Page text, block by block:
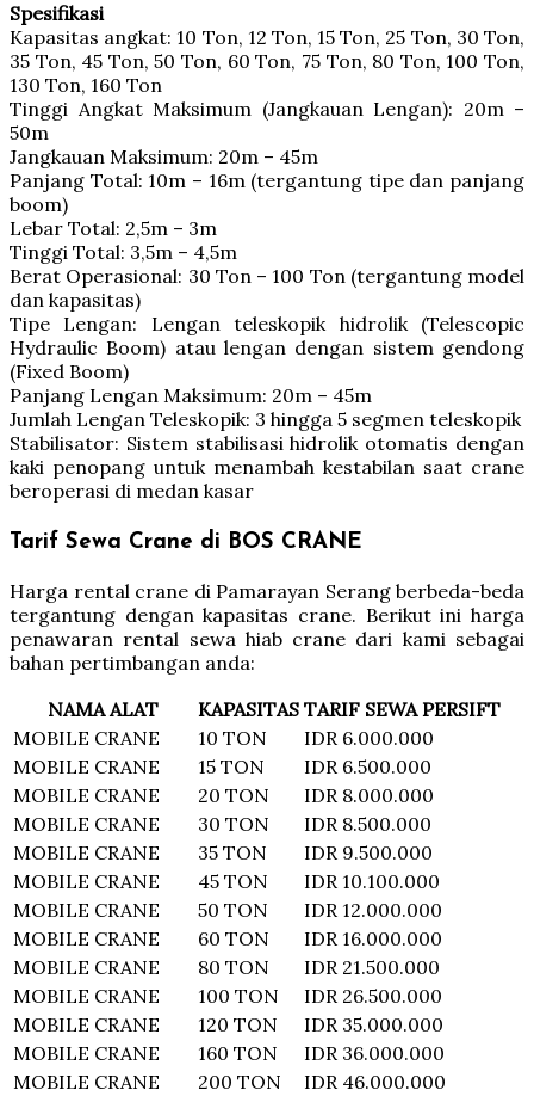
Spesifikasi
Kapasitas angkat: 10 Ton, 12 Ton, 15 Ton, 25 Ton, 30 Ton,
35 Ton, 45 Ton, 50 Ton, 60 Ton, 75 Ton, 80 Ton, 100 Ton,
130 Ton, 160 Ton
Tinggi Angkat Maksimum (Jangkauan Lengan): 20m –
50m
Jangkauan Maksimum: 20m – 45m
Panjang Total: 10m – 16m (tergantung tipe dan panjang
boom)
Lebar Total: 2,5m – 3m
Tinggi Total: 3,5m – 4,5m
Berat Operasional: 30 Ton – 100 Ton (tergantung model
dan kapasitas)
Tipe Lengan: Lengan teleskopik hidrolik (Telescopic
Hydraulic Boom) atau lengan dengan sistem gendong
(Fixed Boom)
Panjang Lengan Maksimum: 20m – 45m
Jumlah Lengan Teleskopik: 3 hingga 5 segmen teleskopik
Stabilisator: Sistem stabilisasi hidrolik otomatis dengan
kaki penopang untuk menambah kestabilan saat crane
beroperasi di medan kasar
Tarif Sewa Crane di BOS CRANE
Harga rental crane di Pamarayan Serang berbeda-beda
tergantung dengan kapasitas crane. Berikut ini harga
penawaran rental sewa hiab crane dari kami sebagai
bahan pertimbangan anda:
NAMA ALAT
KAPASITAS TARIF SEWA PERSIFT
MOBILE CRANE
10 TON
IDR 6.000.000
MOBILE CRANE
15 TON
IDR 6.500.000
MOBILE CRANE
20 TON
IDR 8.000.000
MOBILE CRANE
30 TON
IDR 8.500.000
MOBILE CRANE
35 TON
IDR 9.500.000
MOBILE CRANE
45 TON
IDR 10.100.000
MOBILE CRANE
50 TON
IDR 12.000.000
MOBILE CRANE
60 TON
IDR 16.000.000
MOBILE CRANE
80 TON
IDR 21.500.000
MOBILE CRANE
100 TON
IDR 26.500.000
MOBILE CRANE
120 TON
IDR 35.000.000
MOBILE CRANE
160 TON
IDR 36.000.000
MOBILE CRANE
200 TON
IDR 46.000.000